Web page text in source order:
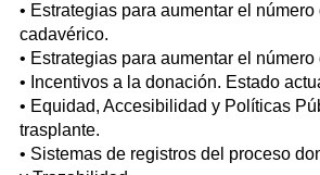
• Estrategias para aumentar el
cadavérico.
• Estrategias para aumentar el
• Incentivos a la donación. Estado
• Equidad, Accesibilidad y Políticas
trasplante.
• Sistemas de registros del proceso